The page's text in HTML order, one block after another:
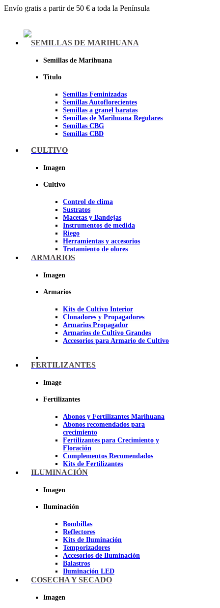
Envío gratis a partir de 50 € a toda la Península
SEMILLAS DE MARIHUANA
Semillas de Marihuana
Titulo
Semillas Feminizadas
Semillas Autoflorecientes
Semillas a granel baratas
Semillas de Marihuana Regulares
Semillas CBG
Semillas CBD
Sheer seeds
CULTIVO
Imagen
Cultivo
Control de clima
Sustratos
Macetas y Bandejas
Instrumentos de medida
Riego
Herramientas y accesorios
Tratamiento de olores
Insecticidas y fungicidas
Papel Reflectante para cultivo de
ARMARIOS
Imagen
Armarios
Kits de Cultivo Interior
Clonadores y Propagadores
Armarios Propagador
Armarios de Cultivo Grandes
Accesorios para Armario de Cultivo
FERTILIZANTES
Image
Fertilizantes
Abonos y Fertilizantes Marihuana
Abonos recomendados para
crecimiento
Fertilizantes para Crecimiento y
Floración
Complementos Recomendados
Kits de Fertilizantes
ILUMINACIÓN
Imagen
Iluminación
Bombillas
Reflectores
Kits de Iluminación
Temporizadores
Accesorios de Iluminación
Balastros
Iluminación LED
Iluminación LEC
COSECHA Y SECADO
Imagen